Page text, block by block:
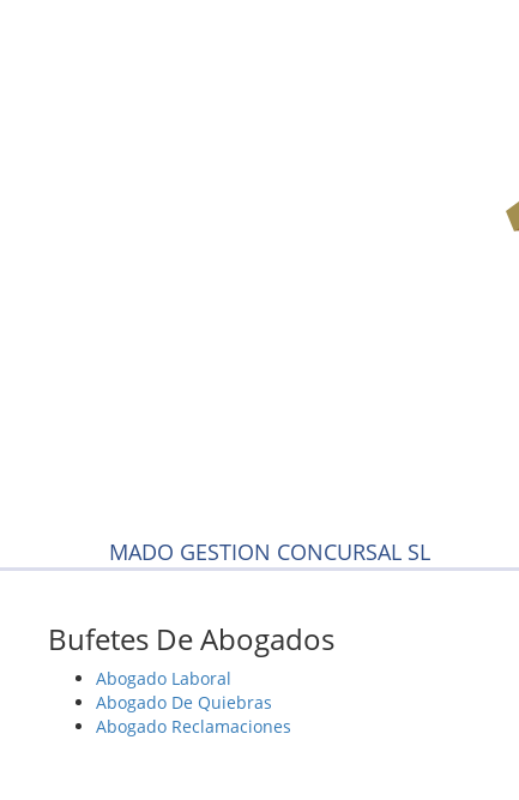
MADO GESTION CONCURSAL SL
Bufetes De Abogados
Abogado Laboral
Abogado De Quiebras
Abogado Reclamaciones